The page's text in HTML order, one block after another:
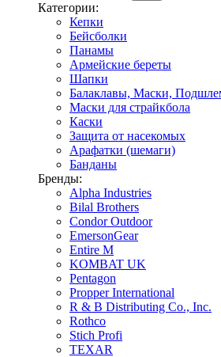
Категории:
Кепки
Бейсболки
Панамы
Армейские береты
Шапки
Балаклавы, Маски,
Маски для страйкбола
Каски
Защита от насекомых
Арафатки (шемаги)
Банданы
Бренды:
Alpha Industries
Bilal Brothers
Condor Outdoor
EmersonGear
Entire M
KOMBAT UK
Pentagon
Propper International
R & B Distributing Co., Inc.
Rothco
Stich Profi
TEXAR